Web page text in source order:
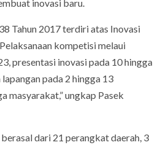
inovasi baru.
Tahun 2017 terdiri atas Inovasi
kompetisi melaui
presentasi inovasi pada 10 hingga
pada 2 hingga 13
masyarakat,” ungkap Pasek
dari 21 perangkat daerah, 3